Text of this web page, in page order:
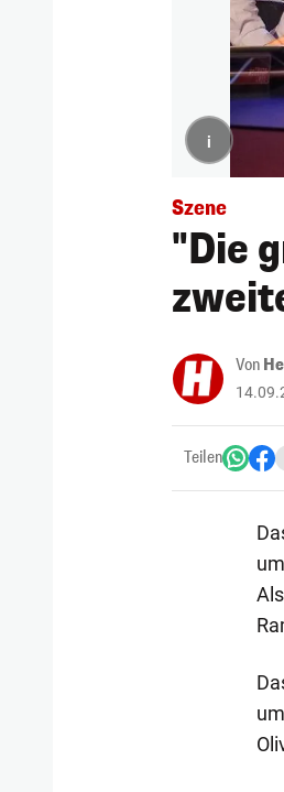
i
Szene
"Die
Von
Teilen